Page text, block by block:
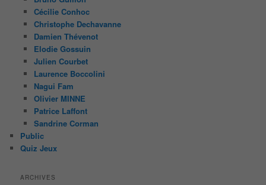
Cécilie Conhoc
Christophe Dechavanne
Damien Thévenot
Elodie Gossuin
Julien Courbet
Laurence Boccolini
Nagui Fam
Olivier MINNE
Patrice Laffont
Sandrine Corman
Public
Quiz Jeux
ARCHIVES